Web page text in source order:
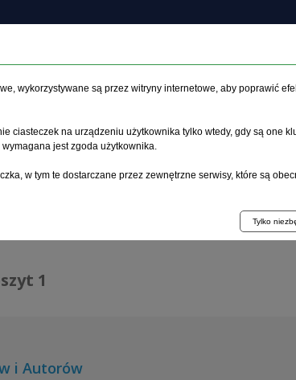
Archiwum Etyka Instrukcja dla
>zeszyt 1
1
i Autorów
wykorzystywane są przez witryny internetowe, aby poprawić
ciasteczek na urządzeniu użytkownika tylko wtedy, gdy są one
jest zgoda użytkownika.
w tym te dostarczane przez zewnętrzne serwisy, które są
Tylko